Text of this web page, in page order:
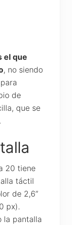
el que
, no siendo
de
que se
20 tiene
táctil
de 2,6”
px).
la pantalla